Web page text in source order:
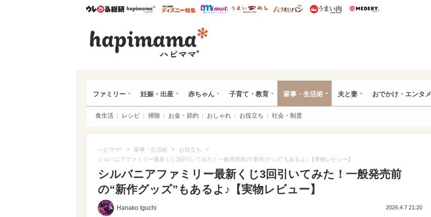
ウレぴあ総研ハピママ* ウレぴあ総研 ディズニー特集
mimot. うまいめし うまいパン うまい肉
ファミリー 妊娠・出産 赤ちゃん 子育て・教育 家事・生活術 夫と妻 おでかけ・エンタメ
食生活 レシピ 掃除 お金・節約 おしゃれ お役立ち 社会・制度
ハピママ* > 家事・生活術 > お役立ち >
シルバニアファミリー最新くじ3回引いてみた！一般発売前の“新作グッズ”もあるよ♪【実物レビュー】
シルバニアファミリー最新くじ3回引いてみた！一般発売前
の“新作グッズ”もあるよ♪【実物レビュー】
Hanako Iguchi 2026.4.7 21:20